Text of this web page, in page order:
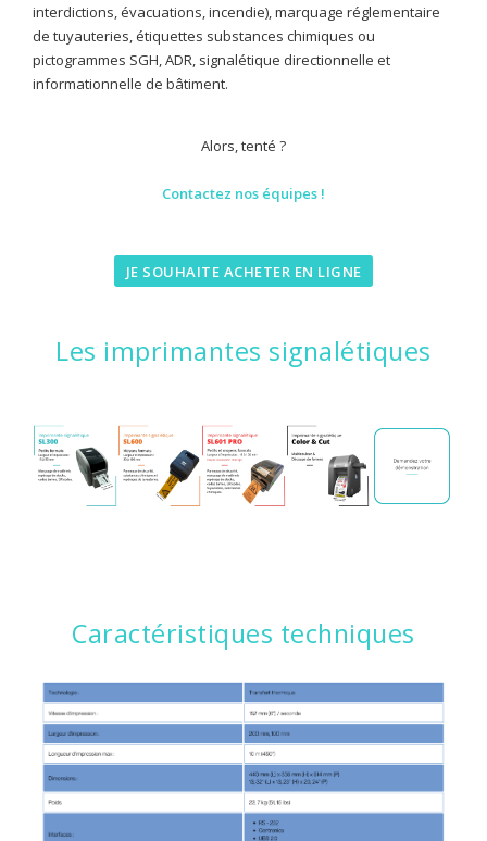
interdictions, évacuations, incendie), marquage réglementaire
de tuyauteries, étiquettes substances chimiques ou
pictogrammes SGH, ADR, signalétique directionnelle et
informationnelle de bâtiment.
Alors, tenté ?
Contactez nos équipes !
JE SOUHAITE ACHETER EN LIGNE
Les imprimantes signalétiques
Caractéristiques techniques